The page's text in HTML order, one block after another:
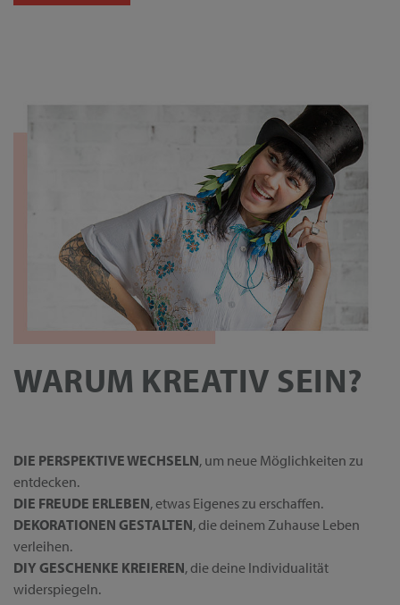
WARUM KREATIV SEIN?
DIE PERSPEKTIVE WECHSELN, um neue Möglichkeiten zu
entdecken.
DIE FREUDE ERLEBEN, etwas Eigenes zu erschaffen.
DEKORATIONEN GESTALTEN, die deinem Zuhause Leben
verleihen.
DIY GESCHENKE KREIEREN, die deine Individualität
widerspiegeln.